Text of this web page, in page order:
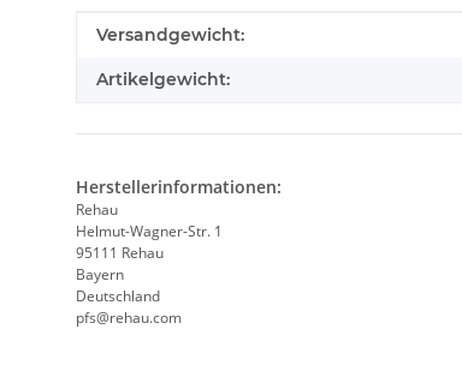
Produkteigenschaft
Wert
Versandgewicht:
Artikelgewicht:
Herstellerinformationen:
Rehau
Helmut-Wagner-Str. 1
95111 Rehau
Bayern
Deutschland
pfs@rehau.com